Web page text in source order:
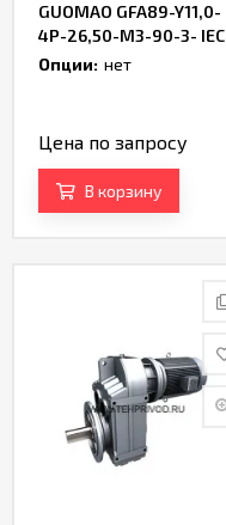
GUOMAO GFA89-Y11,0-
4P-26,50-M3-90-3- IEC
Опции: нет
Цена по запросу
В корзину